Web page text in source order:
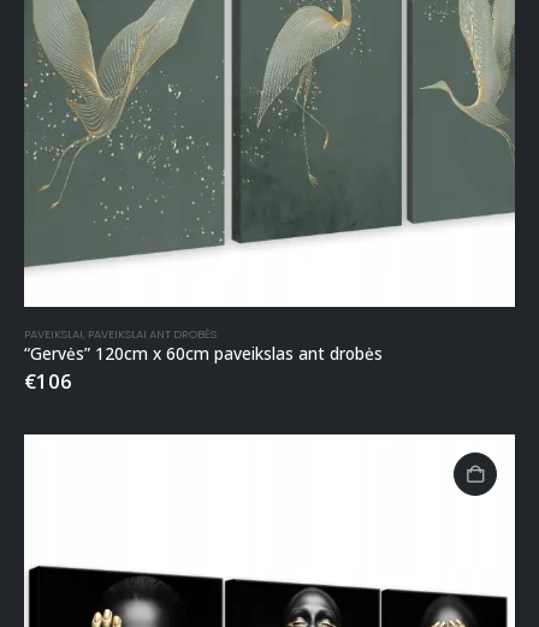
PAVEIKSLAI PAVEIKSLAI ANT DROBĖS
“Gervės” 120cm x 60cm paveikslas ant drobės
€106